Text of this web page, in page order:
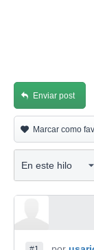
Enviar post
Marcar como